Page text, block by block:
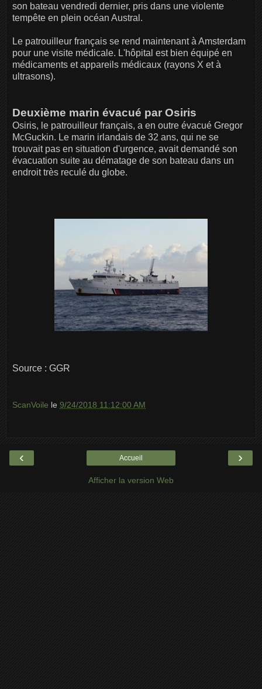
son bateau vendredi dernier, pris dans une violente
tempête en plein océan Austral.
Le patrouilleur français se rend maintenant à Amsterdam
pour une visite médicale. L'hôpital est bien équipé en
médicaments et appareils médicaux (rayons X et à
ultrasons).
Deuxième marin évacué par Osiris
Osiris, le patrouilleur français, a en outre évacué Gregor
McGuckin. Le marin irlandais de 32 ans, qui ne se
trouvait pas en situation d'urgence, avait demandé son
évacuation suite au dématage de son bateau dans un
endroit très reculé du globe.
Source : GGR
ScanVoile le 9/24/2018 11:12:00 AM
‹ ›
Accueil
Afficher la version Web